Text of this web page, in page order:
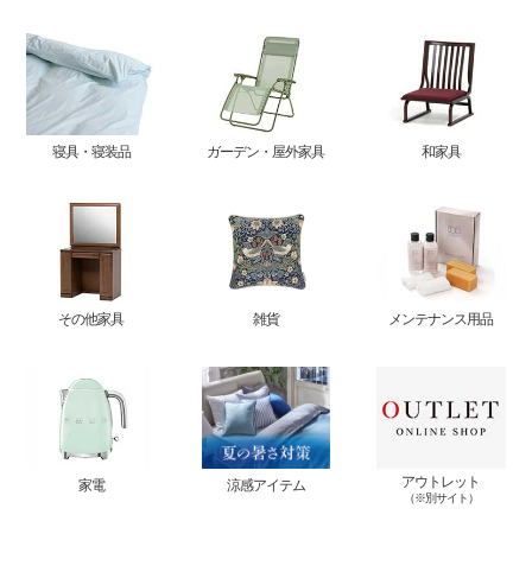
寝具・寝装品 ガーデン・屋外家具 和家具
その他家具 雑貨 メンテナンス用品
家電 涼感アイテム アウトレット
（※別サイト）